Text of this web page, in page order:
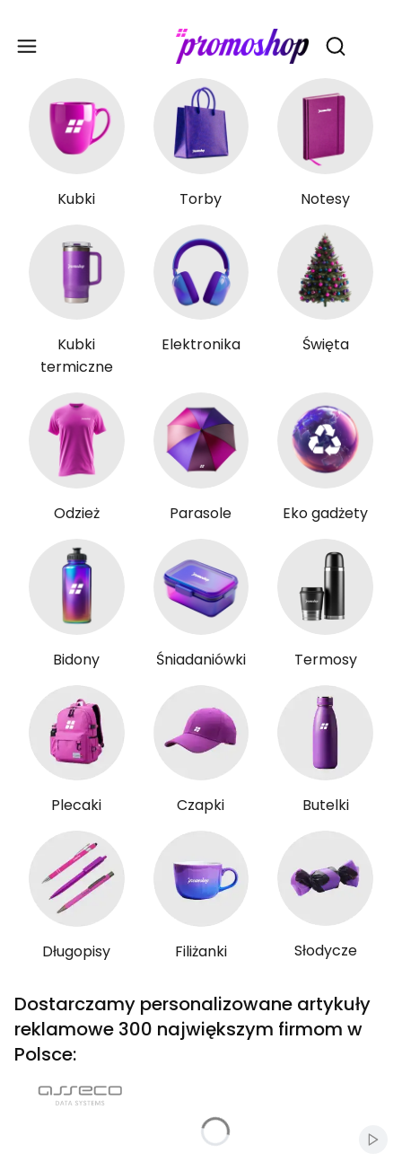
Otwórz
Kubki Torby Notesy
Kubki
termiczne
Elektronika Święta
Odzież Parasole Eko gadżety
Bidony Śniadaniówki Termosy
Plecaki Czapki Butelki
Długopisy Filiżanki Słodycze
Dostarczamy personalizowane artykuły
reklamowe 300 największym firmom w
Polsce: